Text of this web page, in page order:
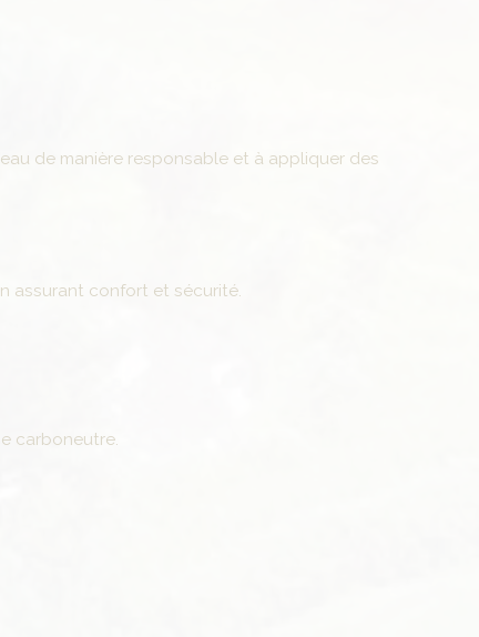
de manière responsable et à appliquer des
assurant confort et sécurité.
carboneutre.